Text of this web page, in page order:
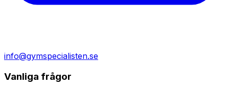
info@gymspecialisten.se
Vanliga frågor